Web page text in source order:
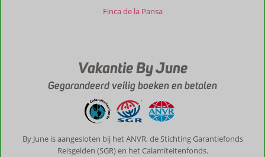
Finca de la Pansa
Vakantie By June
Gegarandeerd veilig boeken en betalen
By June is aangesloten bij het ANVR, de Stichting Garantiefonds
Reisgelden (SGR) en het Calamiteitenfonds.